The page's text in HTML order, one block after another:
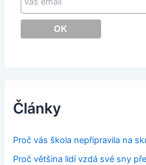
Články
Proč vás škola nepřipravila na
Proč většina lidí vzdá své sny